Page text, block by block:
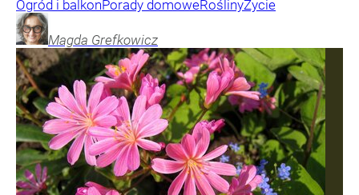
Ogród i balkonPorady domoweRoślinyŻycie
Magda Grefkowicz